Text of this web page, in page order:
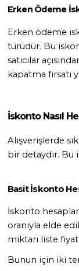
Erken Ödeme
Erken ödeme
türüdür. Bu
satıcılar
kapatma fırsatı
İskonto Nasıl
Alışverişlerde
bir detaydır. Bu
Basit İskonto
İskonto
oranıyla elde
miktarı liste
Bunun için iki